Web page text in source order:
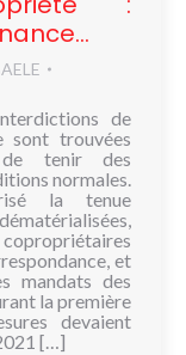
de
sont trouvées
de tenir des
normales.
la tenue
copropriétaires
et
mandats des
la première
devaient
[…]